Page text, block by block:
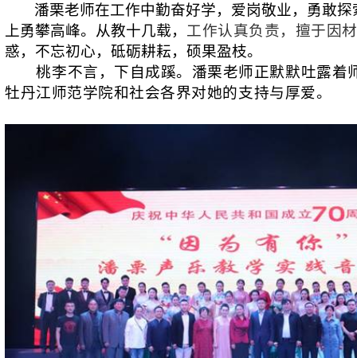
潘栗老师在工作中勤奋好学，爱岗敬业，勇敢
上勇攀高峰。从教十几载， 工作认真负责，擅于因
惑，不忘初心，砥砺耕耘，硕果盈枝。
桃李不言，下自成蹊。潘栗老师正默默吐露着
牡丹江师范学院和社会各界对她的支持与厚爱。